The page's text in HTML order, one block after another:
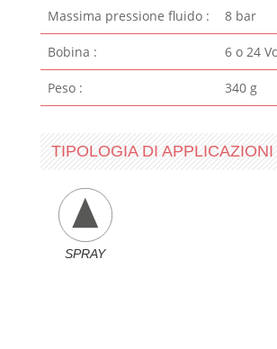
Massima pressione fluido : 8 bar
Bobina : 6 o 24
Peso : 340 g
TIPOLOGIA DI APPLICAZIONI
SPRAY